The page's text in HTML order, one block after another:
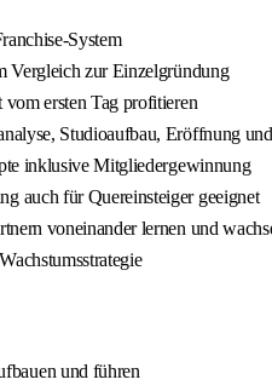
System
Vergleich zur Einzelgründung
ersten Tag profitieren
Studioaufbau, Eröffnung
inklusive Mitgliedergewinnung
auch für Quereinsteiger geeignet
voneinander lernen und
und führen